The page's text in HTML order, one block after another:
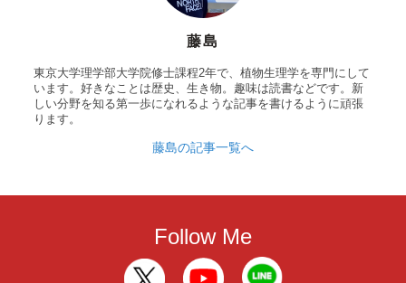
藤島
東京大学理学部大学院修士課程2年で、植物生理学を専門にして
います。好きなことは歴史、生き物。趣味は読書などです。新
しい分野を知る第一歩になれるような記事を書けるように頑張
ります。
藤島の記事一覧へ
Follow Me